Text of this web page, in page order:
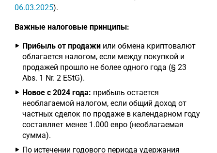
06.03.2025).
Важные налоговые принципы:
Прибыль от продажи или обмена криптовалют
облагается налогом, если между покупкой и
продажей прошло не более одного года (§ 23
Abs. 1 Nr. 2 EStG).
Новое с 2024 года: прибыль остается
необлагаемой налогом, если общий доход от
частных сделок по продаже в календарном году
составляет менее 1.000 евро (необлагаемая
сумма).
По истечении годового периода удержания